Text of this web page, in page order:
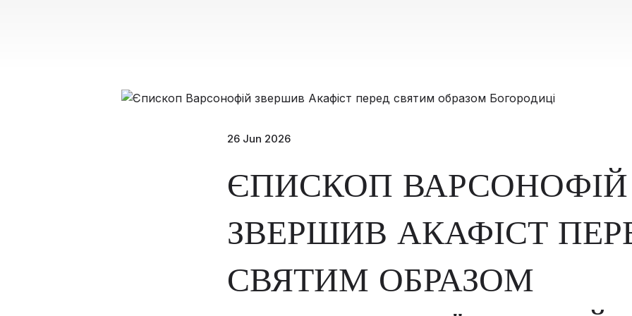
26 Jun 2026
ЄПИСКОП ВАРСОНОФІЙ
ЗВЕРШИВ АКАФІСТ
СВЯТИМ ОБРАЗОМ